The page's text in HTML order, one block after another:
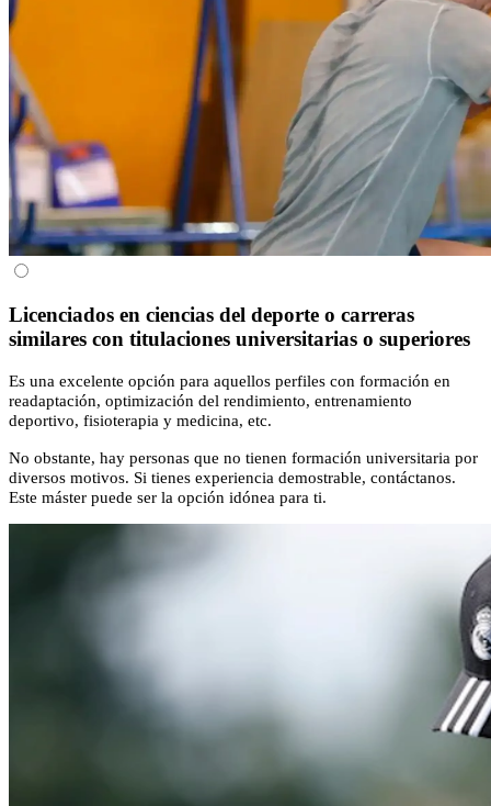
Licenciados en ciencias del deporte o carreras
similares con titulaciones universitarias o superiores
Es una excelente opción para aquellos perfiles con formación en
readaptación, optimización del rendimiento, entrenamiento
deportivo, fisioterapia y medicina, etc.
No obstante, hay personas que no tienen formación universitaria por
diversos motivos. Si tienes experiencia demostrable, contáctanos.
Este máster puede ser la opción idónea para ti.